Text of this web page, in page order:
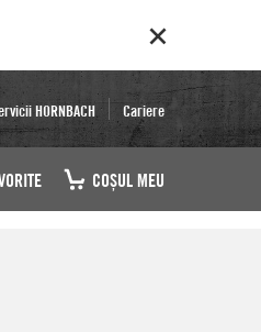
HORNBACH Cariere
COŞUL MEU